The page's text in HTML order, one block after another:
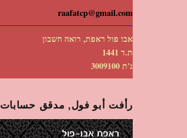
raafatcp@gmail.com
אבו פול ראפת, רואה חשבון
ת.ד 1441
ג'ת 3009100
رأفت أبو فول, مدقق حسابات